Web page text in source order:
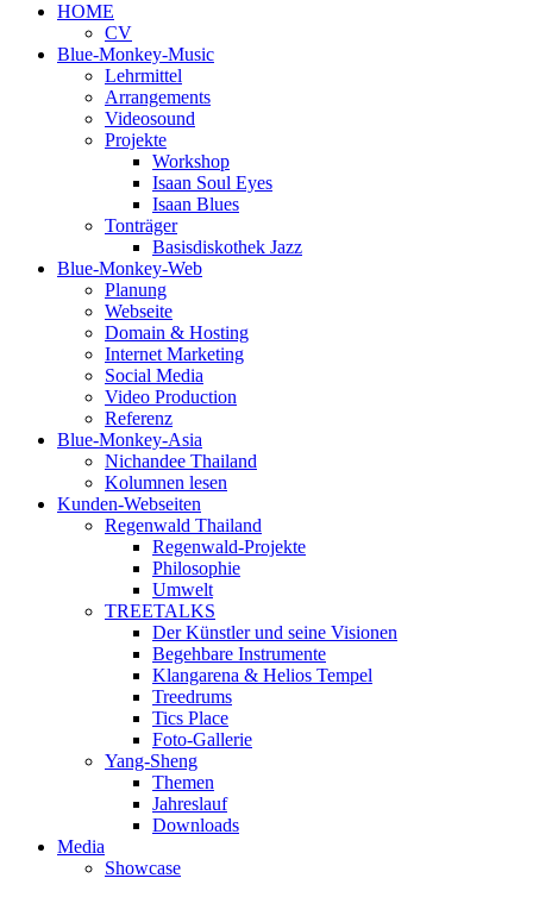
HOME
CV
Blue-Monkey-Music
Lehrmittel
Arrangements
Videosound
Projekte
Workshop
Isaan Soul Eyes
Isaan Blues
Tonträger
Basisdiskothek Jazz
Blue-Monkey-Web
Planung
Webseite
Domain & Hosting
Internet Marketing
Social Media
Video Production
Referenz
Blue-Monkey-Asia
Nichandee Thailand
Kolumnen lesen
Kunden-Webseiten
Regenwald Thailand
Regenwald-Projekte
Philosophie
Umwelt
TREETALKS
Der Künstler und seine Visionen
Begehbare Instrumente
Klangarena & Helios Tempel
Treedrums
Tics Place
Foto-Gallerie
Yang-Sheng
Themen
Jahreslauf
Downloads
Media
Showcase